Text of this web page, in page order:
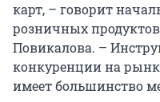
карт, – говорит
розничных
Повикалова. –
конкуренции на
имеет большинство